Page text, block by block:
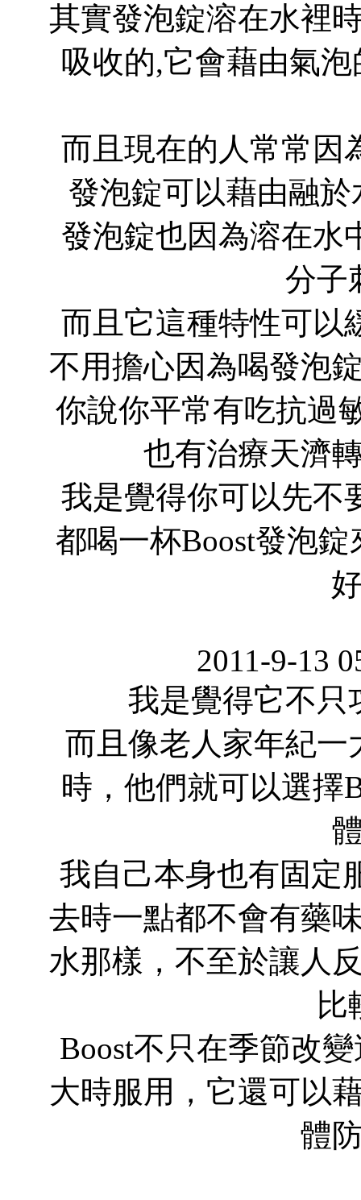
其實發泡錠溶在水裡
吸收的,它會藉由氣
而且現在的人常常因
發泡錠可以藉由融
發泡錠也因為溶在水
分子
而且它這種特性可以
不用擔心因為喝發泡
你說你平常有吃抗過
也有治療天濟
我是覺得你可以先不
都喝一杯Boost發泡
2011-9-13
我是覺得它不只
而且像老人家年紀
時，他們就可以選擇
我自己本身也有固定
去時一點都不會有藥
水那樣，不至於讓人
比
Boost不只在季節改
大時服用，它還可以
體